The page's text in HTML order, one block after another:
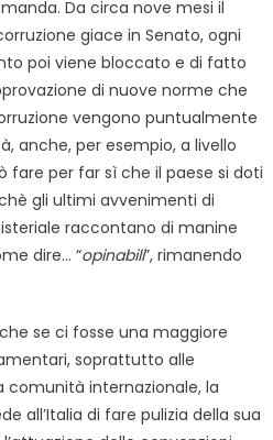
Da circa nove mesi il
giace in Senato, ogni
poi viene bloccato e di fatto
di nuove norme che
vengono puntualmente
anche, per esempio, a livello
fare per far sì che il paese si doti
gli ultimi avvenimenti di
raccontano di manine
dire… “opinabili”, rimanendo
se ci fosse una maggiore
soprattutto alle
comunità internazionale, la
all’Italia di fare pulizia della sua